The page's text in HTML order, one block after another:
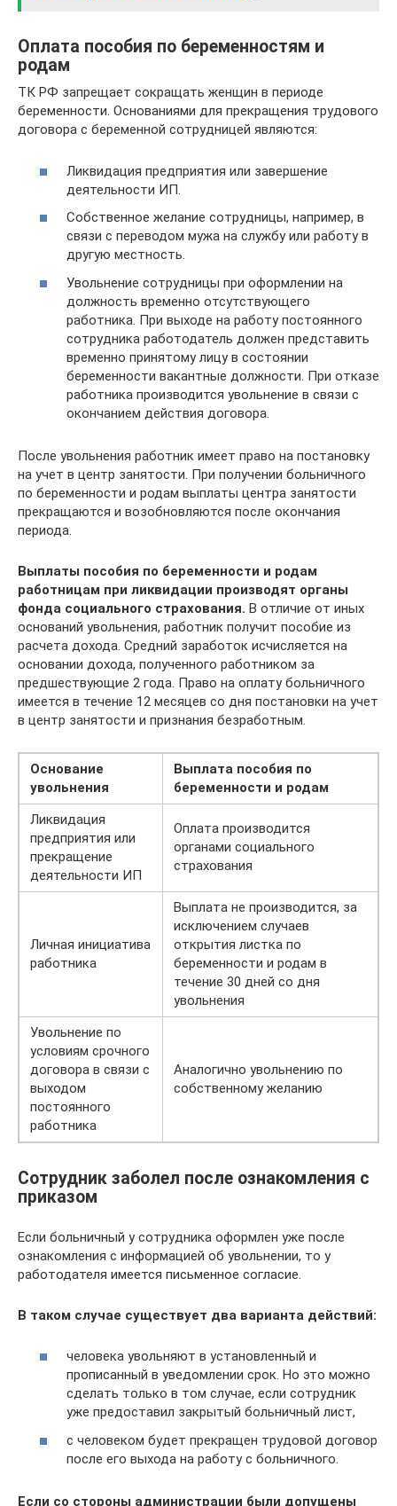
Оплата пособия по беременностям и
родам
ТК РФ запрещает сокращать женщин в периоде
беременности. Основаниями для прекращения трудового
договора с беременной сотрудницей являются:
Ликвидация предприятия или завершение
деятельности ИП.
Собственное желание сотрудницы, например, в
связи с переводом мужа на службу или работу в
другую местность.
Увольнение сотрудницы при оформлении на
должность временно отсутствующего
работника. При выходе на работу постоянного
сотрудника работодатель должен представить
временно принятому лицу в состоянии
беременности вакантные должности. При отказе
работника производится увольнение в связи с
окончанием действия договора.
После увольнения работник имеет право на постановку
на учет в центр занятости. При получении больничного
по беременности и родам выплаты центра занятости
прекращаются и возобновляются после окончания
периода.
Выплаты пособия по беременности и родам
работницам при ликвидации производят органы
фонда социального страхования. В отличие от иных
оснований увольнения, работник получит пособие из
расчета дохода. Средний заработок исчисляется на
основании дохода, полученного работником за
предшествующие 2 года. Право на оплату больничного
имеется в течение 12 месяцев со дня постановки на учет
в центр занятости и признания безработным.
Основание
увольнения
Выплата пособия по
беременности и родам
Ликвидация
предприятия или
прекращение
деятельности ИП
Оплата производится
органами социального
страхования
Личная инициатива
работника
Выплата не производится, за
исключением случаев
открытия листка по
беременности и родам в
течение 30 дней со дня
увольнения
Увольнение по
условиям срочного
договора в связи с
выходом
постоянного
работника
Аналогично увольнению по
собственному желанию
Сотрудник заболел после ознакомления с
приказом
Если больничный у сотрудника оформлен уже после
ознакомления с информацией об увольнении, то у
работодателя имеется письменное согласие.
В таком случае существует два варианта действий:
человека увольняют в установленный и
прописанный в уведомлении срок. Но это можно
сделать только в том случае, если сотрудник
уже предоставил закрытый больничный лист,
с человеком будет прекращен трудовой договор
после его выхода на работу с больничного.
Если со стороны администрации были допущены